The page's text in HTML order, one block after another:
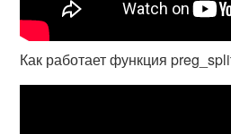
Как работает функция